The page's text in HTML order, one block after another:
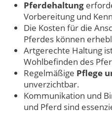
Pferdehaltung
Vorbereitung und
Die Kosten für die
Pferdes können
Artgerechte Haltung
Wohlbefinden des
Regelmäßige Pflege
unverzichtbar.
Kommunikation und
und Pferd sind